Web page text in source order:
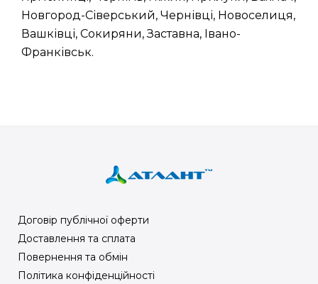
Новгород-Сіверський, Чернівці, Новоселиця,
Вашківці, Сокиряни, Заставна, Івано-
Франківськ.
Договір публічної оферти
Доставлення та сплата
Повернення та обмін
Політика конфіденційності